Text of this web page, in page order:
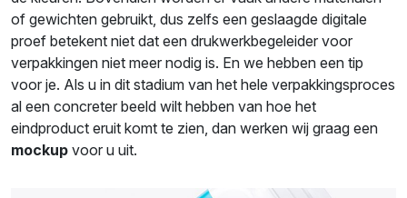
of gewichten gebruikt, dus zelfs een geslaagde digitale
proef betekent niet dat een drukwerkbegeleider voor
verpakkingen niet meer nodig is. En we hebben een tip
voor je. Als u in dit stadium van het hele verpakkingsproces
al een concreter beeld wilt hebben van hoe het
eindproduct eruit komt te zien, dan werken wij graag een
mockup voor u uit.